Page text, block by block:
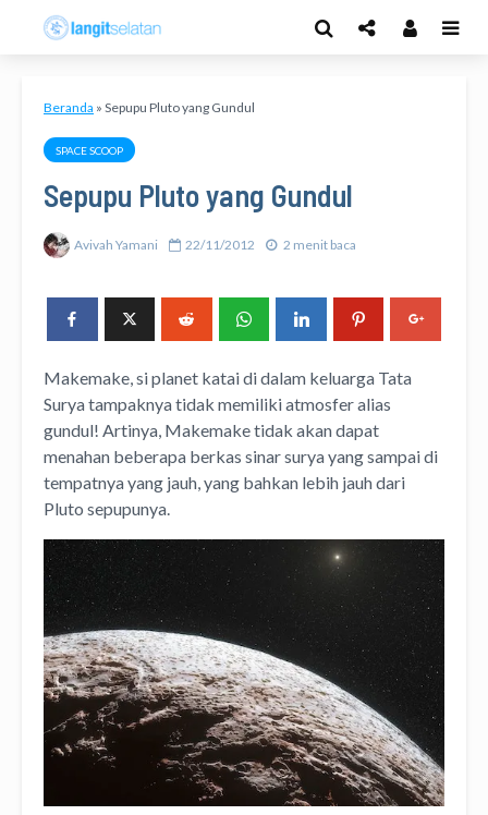
Beranda » Sepupu Pluto yang Gundul
SPACE SCOOP
Sepupu Pluto yang Gundul
Avivah Yamani 22/11/2012 2 menit baca
Makemake, si planet katai di dalam keluarga Tata
Surya tampaknya tidak memiliki atmosfer alias
gundul! Artinya, Makemake tidak akan dapat
menahan beberapa berkas sinar surya yang sampai di
tempatnya yang jauh, yang bahkan lebih jauh dari
Pluto sepupunya.